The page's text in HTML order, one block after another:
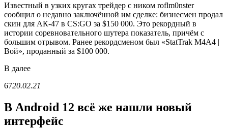
Известный в узких кругах трейдер с ником roflm0nster
сообщил о недавно заключённой им сделке: бизнесмен продал
скин для АК-47 в CS:GO за $150 000. Это рекордный в
истории соревновательного шутера показатель, причём с
большим отрывом. Ранее рекордсменом был «StatTrak M4A4 |
Вой», проданный за $100 000.
В далее
6720.02.21
В Android 12 всё же нашли новый
интерфейс